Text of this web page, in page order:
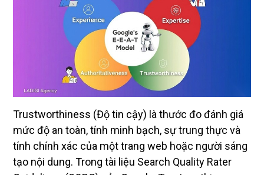
Trustworthiness (Độ tin cậy) là thước đo đánh giá
mức độ an toàn, tính minh bạch, sự trung thực và
tính chính xác của một trang web hoặc người sáng
tạo nội dung. Trong tài liệu Search Quality Rater